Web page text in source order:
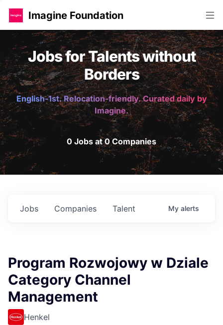
Imagine Foundation
Jobs for Talents without
Borders
English-1st. Relocation-friendly. Curated daily by
Imagine.
0 Jobs at 0 Companies
Jobs Companies Talent My alerts
Program Rozwojowy w Dziale
Category Channel
Management
Henkel